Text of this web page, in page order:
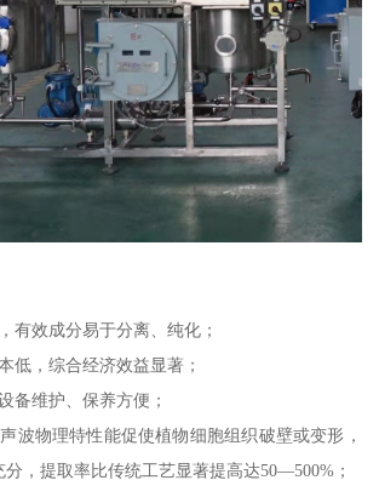
有效成分易于分离、纯化；
低，综合经济效益显著；
备维护、保养方便；
波物理特性能促使植物细胞组织破壁或变形，
，提取率比传统工艺显著提高达50—500%；